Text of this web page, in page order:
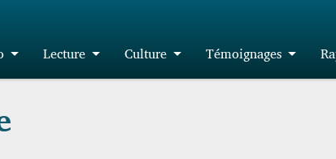
Lecture Culture Témoignages